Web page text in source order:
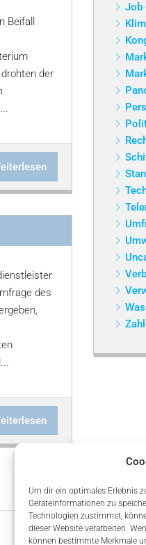
Um dir ein optimales Erlebnis
Geräteinformationen zu
Technologien zustimmst,
dieser Website verarbeiten.
können bestimmte Merkmale
Beifall
der
des
Job